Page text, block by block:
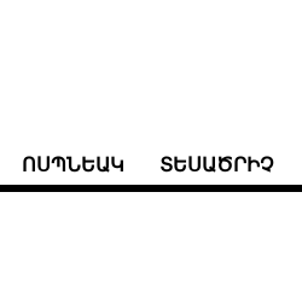
ՈՍՊՆԵԱԿ ՏԵՍԱԾՐԻՉ